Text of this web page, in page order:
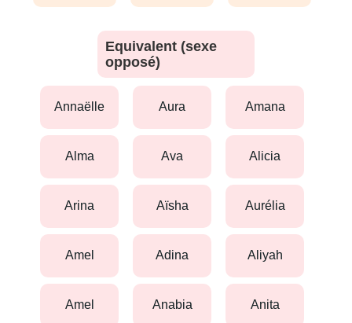
Equivalent (sexe
opposé)
annaëlle aura amana
alma ava alicia
arina aïsha aurélia
amel adina aliyah
amel anabia anita